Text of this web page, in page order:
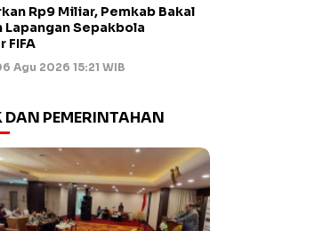
Rp9 Miliar, Pemkab Bakal
Lapangan Sepakbola
FIFA
Agu 2026 15:21 WIB
DAN PEMERINTAHAN